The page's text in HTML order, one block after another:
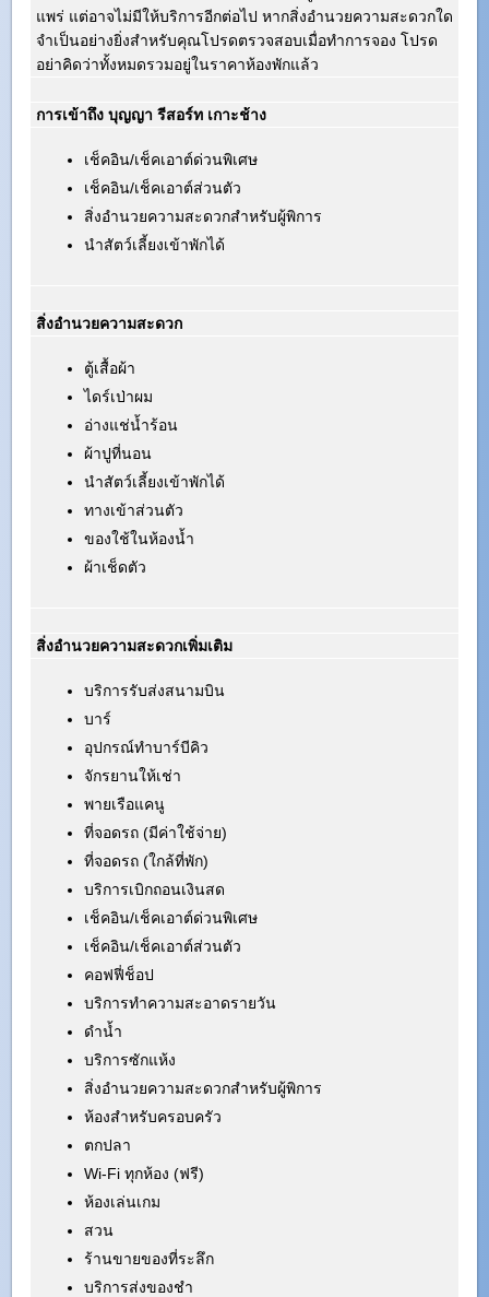
แพร่ แต่อาจไม่มีให้บริการอีกต่อไป หากสิ่งอำนวยความสะดวกใด
จำเป็นอย่างยิ่งสำหรับคุณโปรดตรวจสอบเมื่อทำการจอง โปรด
อย่าคิดว่าทั้งหมดรวมอยู่ในราคาห้องพักแล้ว
การเข้าถึง บุญญา รีสอร์ท เกาะช้าง
เช็คอิน/เช็คเอาต์ด่วนพิเศษ
เช็คอิน/เช็คเอาต์ส่วนตัว
สิ่งอำนวยความสะดวกสำหรับผู้พิการ
นำสัตว์เลี้ยงเข้าพักได้
สิ่งอำนวยความสะดวก
ตู้เสื้อผ้า
ไดร์เป่าผม
อ่างแช่น้ำร้อน
ผ้าปูที่นอน
นำสัตว์เลี้ยงเข้าพักได้
ทางเข้าส่วนตัว
ของใช้ในห้องน้ำ
ผ้าเช็ดตัว
สิ่งอำนวยความสะดวกเพิ่มเติม
บริการรับส่งสนามบิน
บาร์
อุปกรณ์ทำบาร์บีคิว
จักรยานให้เช่า
พายเรือแคนู
ที่จอดรถ (มีค่าใช้จ่าย)
ที่จอดรถ (ใกล้ที่พัก)
บริการเบิกถอนเงินสด
เช็คอิน/เช็คเอาต์ด่วนพิเศษ
เช็คอิน/เช็คเอาต์ส่วนตัว
คอฟฟี่ช็อป
บริการทำความสะอาดรายวัน
ดำน้ำ
บริการซักแห้ง
สิ่งอำนวยความสะดวกสำหรับผู้พิการ
ห้องสำหรับครอบครัว
ตกปลา
Wi-Fi ทุกห้อง (ฟรี)
ห้องเล่นเกม
สวน
ร้านขายของที่ระลึก
บริการส่งของชำ